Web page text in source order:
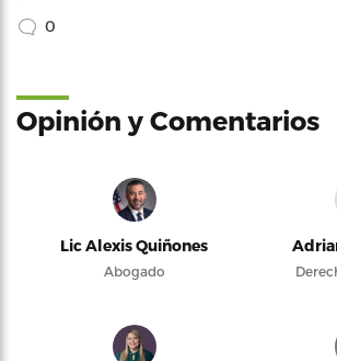
0
Opinión y Comentarios
Lic Alexis Quiñones
Abogado